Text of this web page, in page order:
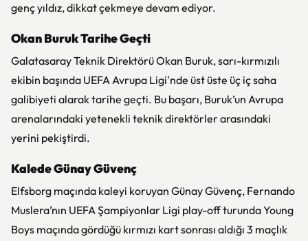
genç yıldız, dikkat çekmeye devam ediyor.
Okan Buruk Tarihe Geçti
Galatasaray Teknik Direktörü Okan Buruk, sarı-kırmızılı
ekibin başında UEFA Avrupa Ligi'nde üst üste üç iç saha
galibiyeti alarak tarihe geçti. Bu başarı, Buruk’un Avrupa
arenalarındaki yetenekli teknik direktörler arasındaki
yerini pekiştirdi.
Kalede Günay Güvenç
Elfsborg maçında kaleyi koruyan Günay Güvenç, Fernando
Muslera’nın UEFA Şampiyonlar Ligi play-off turunda Young
Boys maçında gördüğü kırmızı kart sonrası aldığı 3 maçlık